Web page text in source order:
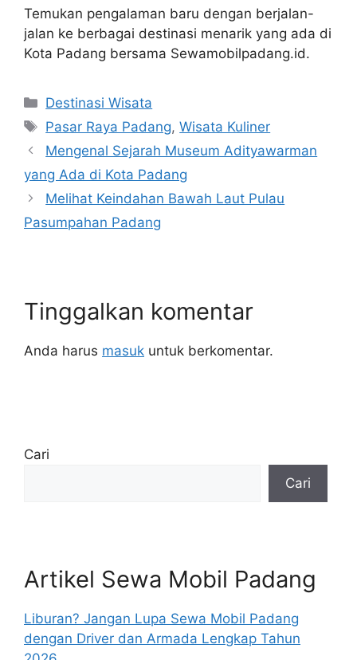
Temukan pengalaman baru dengan berjalan-
jalan ke berbagai destinasi menarik yang ada di
Kota Padang bersama Sewamobilpadang.id.
Destinasi Wisata
Pasar Raya Padang,Wisata Kuliner
Mengenal Sejarah Museum Adityawarman
yang Ada di Kota Padang
Melihat Keindahan Bawah Laut Pulau
Pasumpahan Padang
Tinggalkan komentar
Anda harus masuk untuk berkomentar.
Cari
Cari
Artikel Sewa Mobil Padang
Liburan? Jangan Lupa Sewa Mobil Padang
dengan Driver dan Armada Lengkap Tahun